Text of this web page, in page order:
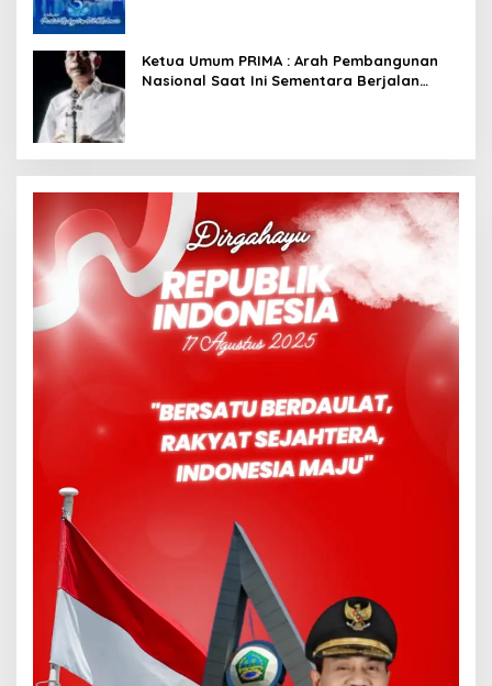
Ketua Umum PRIMA : Arah Pembangunan
Nasional Saat Ini Sementara Berjalan